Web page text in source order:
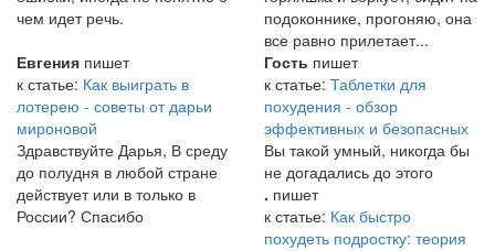
чем идет речь.
подоконнике, прогоняю, она
все равно прилетает...
Евгения пишет
к статье: Как выиграть в
лотерею - советы от дарьи
мироновой
Здравствуйте Дарья, В среду
до полудня в любой стране
действует или в только в
России? Спасибо
Гость пишет
к статье: Таблетки для
похудения - обзор
эффективных и безопасных
Вы такой умный, никогда бы
не догадались до этого
. пишет
к статье: Как быстро
похудеть подростку: теория